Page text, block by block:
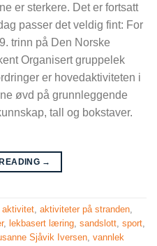
er sterkere. Det er fortsatt
passer det veldig fint: For
trinn på Den Norske
Organisert gruppelek
er hovedaktiviteten i
øvd på grunnleggende
tall og bokstaver.
→
aktivitet, aktiviteter på stranden,
, lekbasert læring, sandslott, sport,
Sjåvik Iversen, vannlek